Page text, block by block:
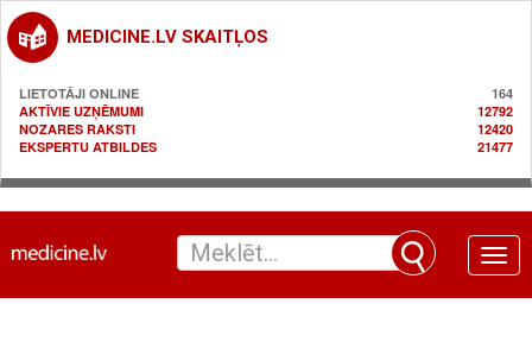
MEDICINE.LV SKAITĻOS
LIETOTĀJI ONLINE
164
AKTĪVIE UZŅĒMUMI
12792
NOZARES RAKSTI
12420
EKSPERTU ATBILDES
21477
Toggle